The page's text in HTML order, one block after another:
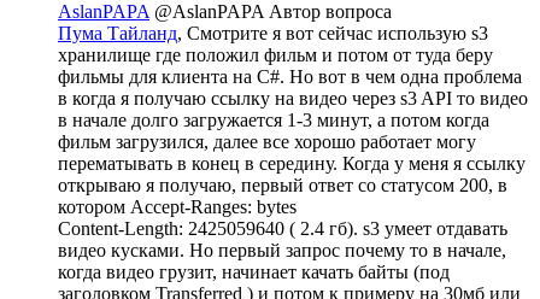
AslanPAPA @AslanPAPA Автор вопроса
Пума Тайланд, Смотрите я вот сейчас использую s3
хранилище где положил фильм и потом от туда беру
фильмы для клиента на C#. Но вот в чем одна проблема
в когда я получаю ссылку на видео через s3 API то видео
в начале долго загружается 1-3 минут, а потом когда
фильм загрузился, далее все хорошо работает могу
перематывать в конец в середину. Когда у меня я ссылку
открываю я получаю, первый ответ со статусом 200, в
котором Accept-Ranges: bytes
Content-Length: 2425059640 ( 2.4 гб). s3 умеет отдавать
видео кусками. Но первый запрос почему то в начале,
когда видео грузит, начинает качать байты (под
заголовком Transferred ) и потом к примеру на 30мб или